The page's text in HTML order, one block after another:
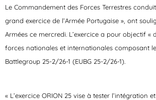
Le Commandement des Forces Terrestres conduit
grand exercice de l’Armée Portugaise », ont
Armées ce mercredi. L’exercice a pour objectif «
forces nationales et internationales composant
Battlegroup 25-2/26-1 (EUBG 25-2/26-1).
« L’exercice ORION 25 vise à tester l’intégration